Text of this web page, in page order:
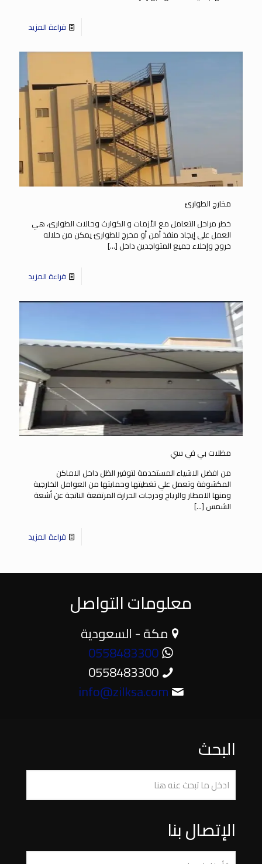
قراءة المزيد
مخارج الطوارئ
خطر مراحل التعامل مع الأزمات و الكوارث وحالات الطوارئ، هي
العمل على إيجاد منفذ آمن أو مخرج للطوارئ يمكن من خلاله
خروج وإخلاء جميع المتواجدين داخل […]
قراءة المزيد
مظلات بي في سي
من افضل الاشياء المستخدمة لتوفير الظل داخل الاماكن
المكشوفة وتعمل علي تغطيتها وحمايتها من العوامل الخارجية
ومنها الامطار والرياح ودرجات الحرارة المرتفعة الناتجة عن أشعة
الشمس […]
قراءة المزيد
معلومات التواصل
مكة - السعودية
0558483300
0558483300
info@zilksa.com
البحث
الإتصال بنا